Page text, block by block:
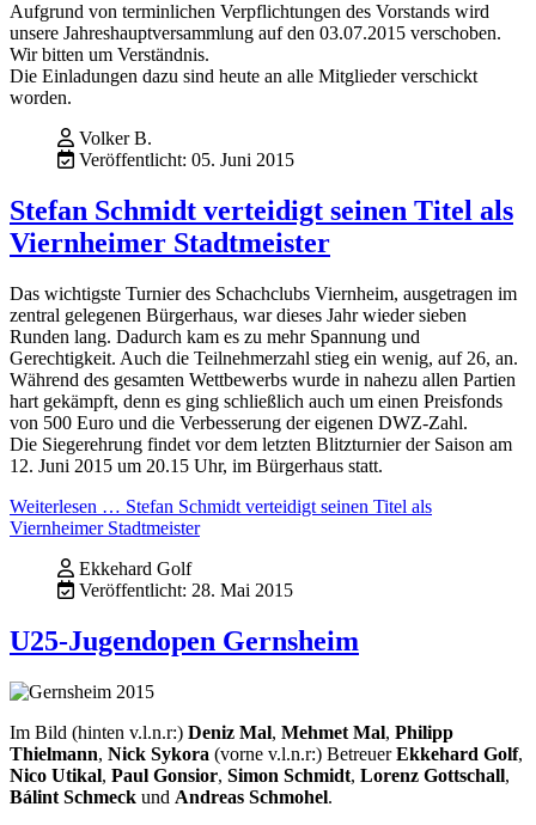
Aufgrund von terminlichen Verpflichtungen des Vorstands wird
unsere Jahreshauptversammlung auf den 03.07.2015 verschoben.
Wir bitten um Verständnis.
Die Einladungen dazu sind heute an alle Mitglieder verschickt
worden.
Volker B.
Veröffentlicht: 05. Juni 2015
Stefan Schmidt verteidigt seinen Titel als
Viernheimer Stadtmeister
Das wichtigste Turnier des Schachclubs Viernheim, ausgetragen im
zentral gelegenen Bürgerhaus, war dieses Jahr wieder sieben
Runden lang. Dadurch kam es zu mehr Spannung und
Gerechtigkeit. Auch die Teilnehmerzahl stieg ein wenig, auf 26, an.
Während des gesamten Wettbewerbs wurde in nahezu allen Partien
hart gekämpft, denn es ging schließlich auch um einen Preisfonds
von 500 Euro und die Verbesserung der eigenen DWZ-Zahl.
Die Siegerehrung findet vor dem letzten Blitzturnier der Saison am
12. Juni 2015 um 20.15 Uhr, im Bürgerhaus statt.
Weiterlesen … Stefan Schmidt verteidigt seinen Titel als
Viernheimer Stadtmeister
Ekkehard Golf
Veröffentlicht: 28. Mai 2015
U25-Jugendopen Gernsheim
Im Bild (hinten v.l.n.r:) Deniz Mal, Mehmet Mal, Philipp
Thielmann, Nick Sykora (vorne v.l.n.r:) BetreuerEkkehard Golf,
Nico Utikal, Paul Gonsior, Simon Schmidt, Lorenz Gottschall,
Bálint Schmeck und Andreas Schmohel.